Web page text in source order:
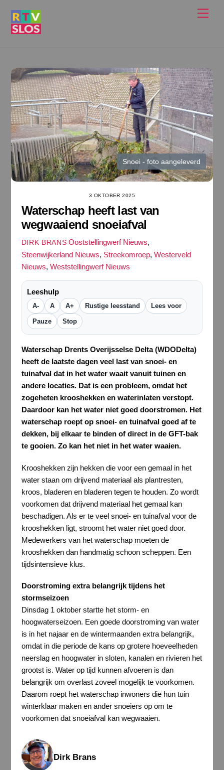
Snoei - foto aangeleverd
3 OKTOBER 2025
Waterschap heeft last van
wegwaaiend snoeiafval
DIRK BRANS Ooststellingwerf Nieuws,
Steenwijkerland Nieuws, Streekomroep, Westerveld
Nieuws, Weststellingwerf Nieuws
Leeshulp
A- A A+ Rustige leesstand Lees voor
Pauze Stop
Waterschap Drents Overijsselse Delta (WDODelta)
heeft de laatste dagen veel last van snoei- en
tuinafval dat in het water waait vanuit tuinen en
andere locaties. Dat is een probleem, omdat het
zogeheten krooshekken en waterinlaten verstopt.
Daardoor kan het water niet goed doorstromen. Het
waterschap roept op snoei- en tuinafval goed af te
dekken, bij elkaar te binden of direct in de GFT-bak
te gooien. Zo kan het niet in het water waaien.
Krooshekken zijn hekken die voor een gemaal in het
water staan om drijvend materiaal als plantresten,
kroos, bladeren en bladeren tegen te houden. Zo wordt
voorkomen dat drijvend materiaal het gemaal kan
beschadigen. Als er te veel snoei- en tuinafval voor de
krooshekken ligt, stroomt het water niet goed door.
Medewerkers van het waterschap moeten de
krooshekken dan handmatig schoon scheppen. Een
tijdsintensieve klus.
Doorstroming extra belangrijk tijdens het
stormseizoen
Dinsdag 1 oktober startte het storm- en
hoogwaterseizoen. Een goede doorstroming van water
is in het najaar en de wintermaanden extra belangrijk,
omdat in die periode de kans op grotere hoeveelheden
neerslag en hoogwater in sloten, kanalen en rivieren het
grootst is. Water op tijd kunnen afvoeren is dan
belangrijk om overlast zoveel mogelijk te voorkomen.
Daarom roept het waterschap inwoners die hun tuin
winterklaar maken en ander snoeiers op om te
voorkomen dat snoeiafval kan wegwaaien.
Dirk Brans